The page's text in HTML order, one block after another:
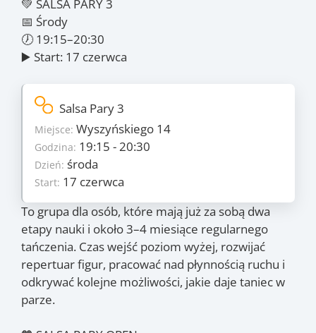
💚 SALSA PARY 3
📅 Środy
🕖 19:15–20:30
▶️ Start: 17 czerwca
Salsa Pary 3
Miejsce: Wyszyńskiego 14
Godzina: 19:15 - 20:30
Dzień: środa
Start: 17 czerwca
Szczegóły
Ilość zajęć:6
Cena: 235 PLN/os
Dzień: środa
Start: 17 czerwca
Zajęcia
17.06
(śr.) , 24.06 (śr.) , 5.08 , 15.07 (śr.),
22.07
(śr.) , 29.07
To grupa dla osób, które mają już za sobą dwa
etapy nauki i około 3–4 miesiące regularnego
tańczenia. Czas wejść poziom wyżej, rozwijać
repertuar figur, pracować nad płynnością ruchu i
odkrywać kolejne możliwości, jakie daje taniec w
parze.